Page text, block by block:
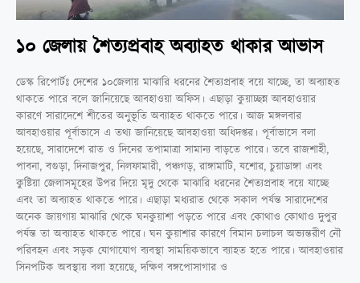
১০ জেলায় শৈত্যপ্রবাহ অব্যাহত থাকার আভাস
ডেস্ক রিপোর্টঃ দেশের ১০জেলায় মাঝারি ধরনের শৈত্যপ্রবাহ বয়ে যাচ্ছে, তা অব্যাহত
থাকতে পারে বলে জানিয়েছে আবহাওয়া অফিস। এছাড়া কুয়াচ্ছন্ন আবহাওয়ার
কারণে সারাদেশে শীতের অনুভূতি অব্যাহত থাকতে পারে। আজ মঙ্গলবার
আবহাওয়ার পূর্বাভাসে এ তথ্য জানিয়েছে আবহাওয়া অধিদপ্তর। পূর্বাভাসে বলা
হয়েছে, সারাদেশে রাত ও দিনের তপামাত্রা সামান্য বাড়তে পারে। তবে রাজশাহী,
পাবনা, বগুড়া, দিনাজপুর, নিলফামারী, পঞ্চগড়, রাঙ্গামাটি, যশোর, চুয়াডাঙ্গা এবং
কুষ্টিয়া জেলাসমূহের উপর দিয়ে মৃদু থেকে মাঝারি ধরনের শৈত্যপ্রবাহ বয়ে যাচ্ছে
এবং তা অব্যাহত থাকতে পারে। এছাড়া মধ্যরাত থেকে সকাল পর্যন্ত সারাদেশের
অনেক জায়গায় মাঝারি থেকে ঘনকুয়াশা পড়তে পারে এবং কোথাও কোথাও দুপুর
পর্যন্ত তা অব্যাহত থাকতে পারে। ঘন কুয়াশার কারণে বিমান চলাচল অভ্যন্তরীণ নৌ
পরিবহন এবং সড়ক যোগাযোগ ব্যবস্থা সাময়িকভাবে ব্যাহত হতে পারে। আবহাওয়ার
সিনপটিক অবস্থায় বলা হয়েছে, দক্ষিণ বঙ্গপোসাগার ও